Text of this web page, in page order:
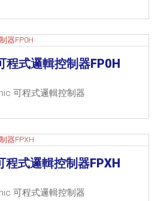
程式邏輯控制器FP0H
可程式邏輯控制器
程式邏輯控制器FPXH
可程式邏輯控制器